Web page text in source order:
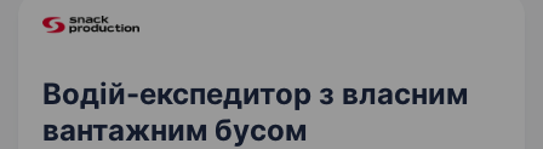
Водій-експедитор з власним
вантажним бусом